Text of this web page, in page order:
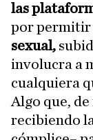
las
por permitir
sexual,
involucra a
cualquiera
Algo que,
recibiendo